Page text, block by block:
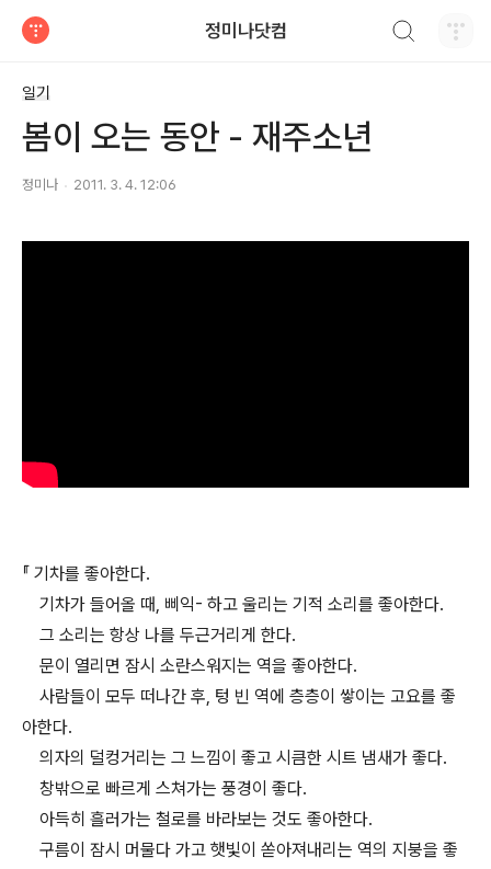
정미나닷컴
일기
봄이 오는 동안 - 재주소년
정미나 2011. 3. 4. 12:06
『 기차를 좋아한다.
기차가 들어올 때, 삐익- 하고 울리는 기적 소리를 좋아한다.
그 소리는 항상 나를 두근거리게 한다.
문이 열리면 잠시 소란스워지는 역을 좋아한다.
사람들이 모두 떠나간 후, 텅 빈 역에 층층이 쌓이는 고요를 좋
아한다.
의자의 덜컹거리는 그 느낌이 좋고 시큼한 시트 냄새가 좋다.
창밖으로 빠르게 스쳐가는 풍경이 좋다.
아득히 흘러가는 철로를 바라보는 것도 좋아한다.
구름이 잠시 머물다 가고 햇빛이 쏟아져내리는 역의 지붕을 좋